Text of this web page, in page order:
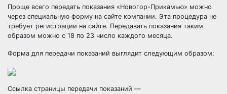
Проще всего передать показания «Новогор-Прикамью» можно
через специальную форму на сайте компании. Эта процедура не
требует регистрации на сайте. Передавать показания таким
образом можно с 18 по 23 число каждого месяца.
Форма для передачи показаний выглядит следующим образом:
Ссылка страницы передачи показаний —